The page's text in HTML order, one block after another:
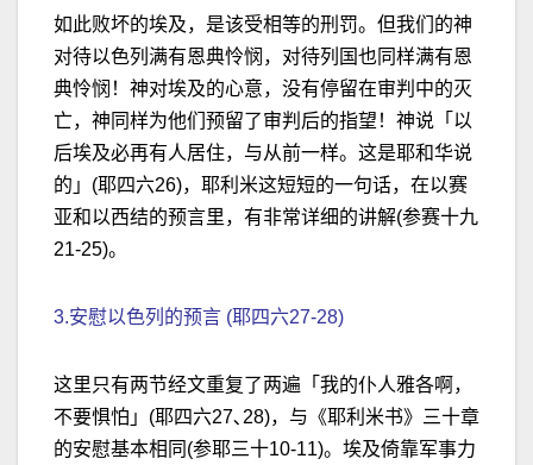
如此败坏的埃及，是该受相等的刑罚。但我们的神
对待以色列满有恩典怜悯，对待列国也同样满有恩
典怜悯！神对埃及的心意，没有停留在审判中的灭
亡，神同样为他们预留了审判后的指望！神说「以
后埃及必再有人居住，与从前一样。这是耶和华说
的」(耶四六26)，耶利米这短短的一句话，在以赛
亚和以西结的预言里，有非常详细的讲解(参赛十九
21-25)。
3.安慰以色列的预言 (耶四六27-28)
这里只有两节经文重复了两遍「我的仆人雅各啊，
不要惧怕」(耶四六27､28)，与《耶利米书》三十章
的安慰基本相同(参耶三十10-11)。埃及倚靠军事力